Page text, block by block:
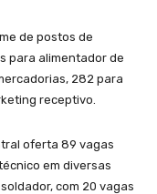
de postos de
para alimentador de
282 para
receptivo.
oferta 89 vagas
em diversas
com 20 vagas